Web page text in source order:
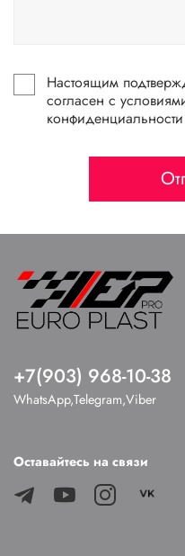
Настоящим
согласен с
+7(903) 968-10-38
WhatsApp,Telegram,Viber
Оставайтесь на связи